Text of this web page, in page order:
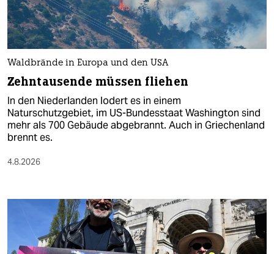
Waldbrände in Europa und den USA
Zehntausende müssen fliehen
In den Niederlanden lodert es in einem
Naturschutzgebiet, im US-Bundesstaat Washington sind
mehr als 700 Gebäude abgebrannt. Auch in Griechenland
brennt es.
4.8.2026